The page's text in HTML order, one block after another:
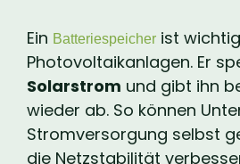
Ein Batteriespeicher ist
Photovoltaikanlagen. Er
Solarstrom und gibt ihn
wieder ab. So können
Stromversorgung selbst
die Netzstabilität